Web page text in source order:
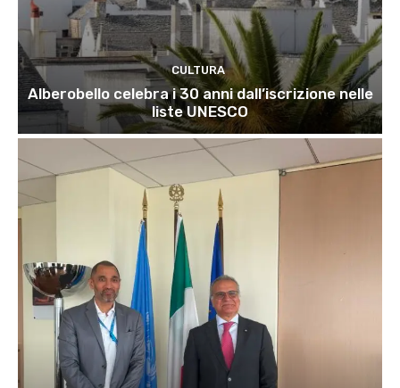
CULTURA
Alberobello celebra i 30 anni dall’iscrizione nelle
liste UNESCO